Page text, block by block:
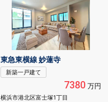
東急東横線 妙蓮寺
新築一戸建て
7380万円
横浜市港北区富士塚1丁目